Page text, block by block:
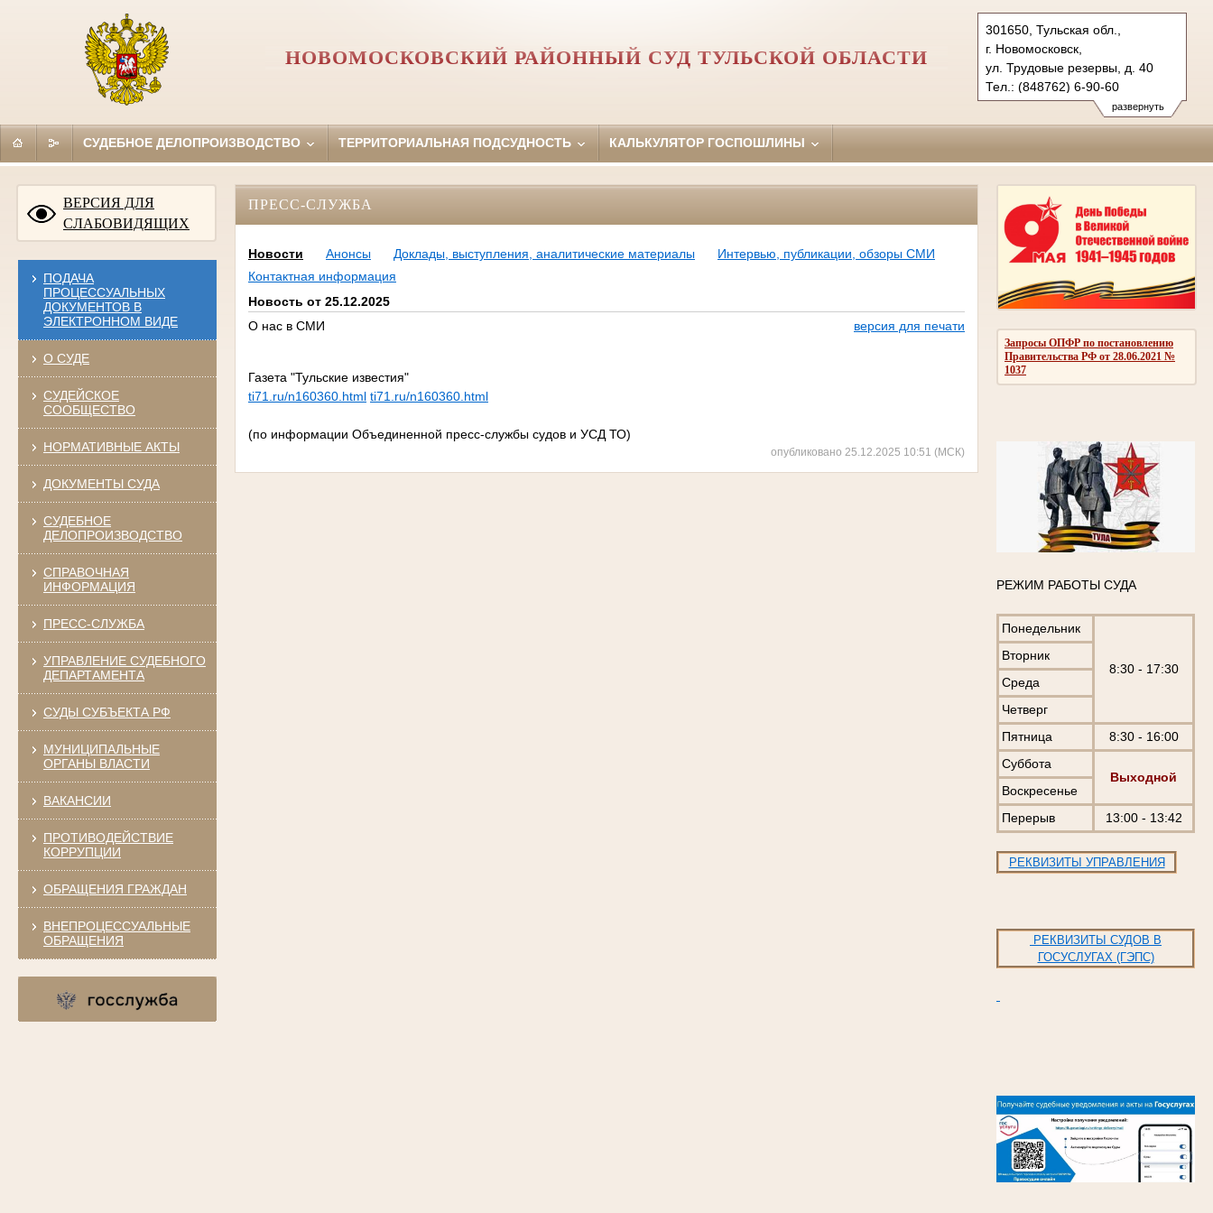
развернуть
301650, Тульская обл.,
г. Новомосковск,
ул. Трудовые резервы, д. 40
Тел.: (848762) 6-90-60
novomoskovsky.tula@sudrf.ru
НОВОМОСКОВСКИЙ РАЙОННЫЙ СУД ТУЛЬСКОЙ ОБЛАСТИ
СУДЕБНОЕ ДЕЛОПРОИЗВОДСТВО ТЕРРИТОРИАЛЬНАЯ ПОДСУДНОСТЬ КАЛЬКУЛЯТОР ГОСПОШЛИНЫ
ВЕРСИЯ ДЛЯ
СЛАБОВИДЯЩИХ
ПОДАЧА
ПРОЦЕССУАЛЬНЫХ
ДОКУМЕНТОВ В
ЭЛЕКТРОННОМ ВИДЕ
О СУДЕ
СУДЕЙСКОЕ
СООБЩЕСТВО
НОРМАТИВНЫЕ АКТЫ
ДОКУМЕНТЫ СУДА
СУДЕБНОЕ
ДЕЛОПРОИЗВОДСТВО
СПРАВОЧНАЯ
ИНФОРМАЦИЯ
ПРЕСС-СЛУЖБА
УПРАВЛЕНИЕ СУДЕБНОГО
ДЕПАРТАМЕНТА
СУДЫ СУБЪЕКТА РФ
МУНИЦИПАЛЬНЫЕ
ОРГАНЫ ВЛАСТИ
ВАКАНСИИ
ПРОТИВОДЕЙСТВИЕ
КОРРУПЦИИ
ОБРАЩЕНИЯ ГРАЖДАН
ВНЕПРОЦЕССУАЛЬНЫЕ
ОБРАЩЕНИЯ
Запросы ОПФР по постановлению
Правительства РФ от 28.06.2021 №
1037
РЕЖИМ РАБОТЫ СУДА
Понедельник
8:30 - 17:30
Вторник
Среда
Четверг
Пятница
8:30 - 16:00
Суббота
Выходной
Воскресенье
Перерыв
13:00 - 13:42
РЕКВИЗИТЫ УПРАВЛЕНИЯ
РЕКВИЗИТЫ СУДОВ В
ГОСУСЛУГАХ (ГЭПС)
ПРЕСС-СЛУЖБА
Новости Анонсы Доклады, выступления, аналитические материалы
Интервью, публикации, обзоры СМИ
Контактная информация
Новость от 25.12.2025
О нас в СМИ
версия для печати
Газета "Тульские известия"
ti71.ru/n160360.html ti71.ru/n160360.html
(по информации Объединенной пресс-службы судов и УСД ТО)
опубликовано 25.12.2025 10:51 (МСК)